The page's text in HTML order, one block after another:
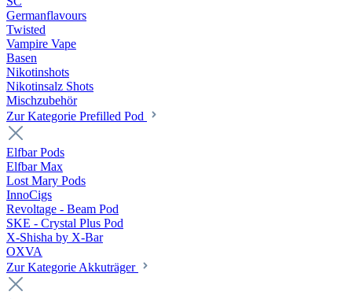
Germanflavours
Twisted
Vampire Vape
Basen
Nikotinshots
Nikotinsalz Shots
Mischzubehör
Zur Kategorie Prefilled Pod
Elfbar Pods
Elfbar Max
Lost Mary Pods
InnoCigs
Revoltage - Beam Pod
SKE - Crystal Plus Pod
X-Shisha by X-Bar
OXVA
Zur Kategorie Akkuträger